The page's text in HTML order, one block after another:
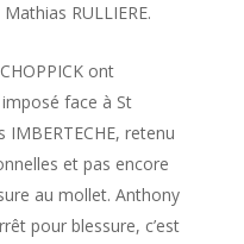
RULLIERE.
ont
face à St
IMBERTECHE, retenu
et pas encore
au mollet. Anthony
pour blessure, c’est